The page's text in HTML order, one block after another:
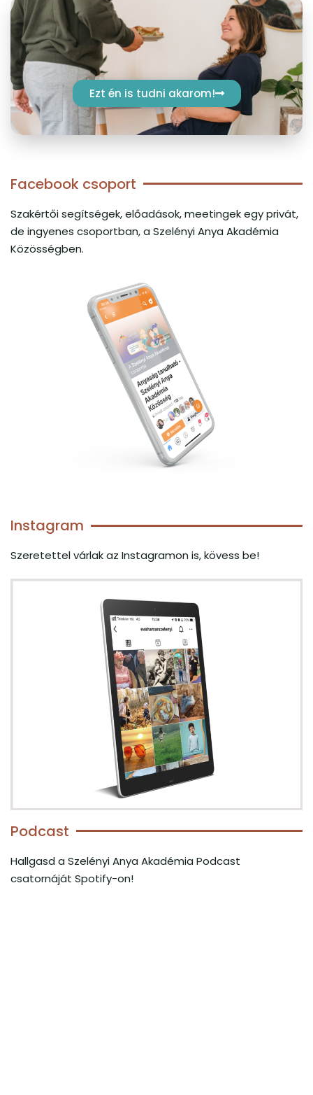
Ezt én is tudni akarom!
Facebook csoport
Szakértői segítségek, előadások, meetingek egy privát,
de ingyenes csoportban, a Szelényi Anya Akadémia
Közösségben.
Instagram
Szeretettel várlak az Instagramon is, kövess be!
Podcast
Hallgasd a Szelényi Anya Akadémia Podcast
csatornáját Spotify-on!